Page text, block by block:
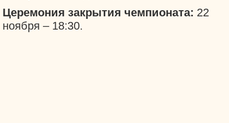
Церемония закрытия чемпионата: 22
ноября – 18:30.